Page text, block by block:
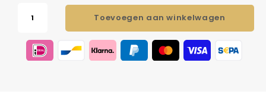
Toevoegen aan winkelwagen